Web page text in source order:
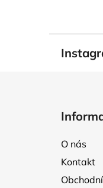
O nás
Kontakt